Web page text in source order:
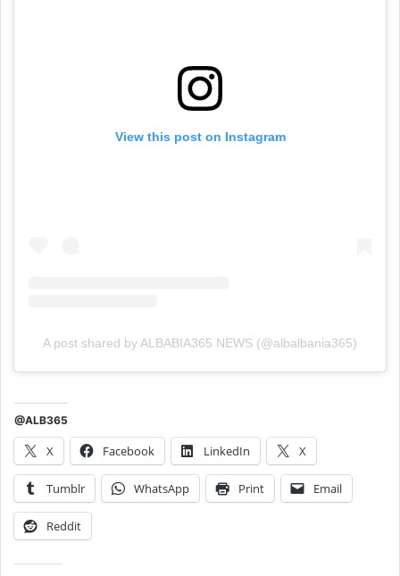
View this post on Instagram
A post shared by ALBABIA365 NEWS (@albalbania365)
@ALB365
X Facebook LinkedIn X
Tumblr WhatsApp Print Email
Reddit